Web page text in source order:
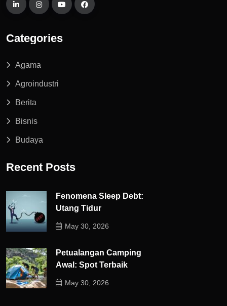
Categories
Agama
Agroindustri
Berita
Bisnis
Budaya
Recent Posts
Fenomena Sleep Debt:
Utang Tidur
May 30, 2026
Petualangan Camping
Awal: Spot Terbaik
May 30, 2026